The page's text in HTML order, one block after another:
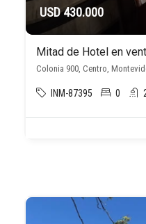
USD 430.000
Mitad de Hotel en
Colonia 900, Centro,
INM-87395 0